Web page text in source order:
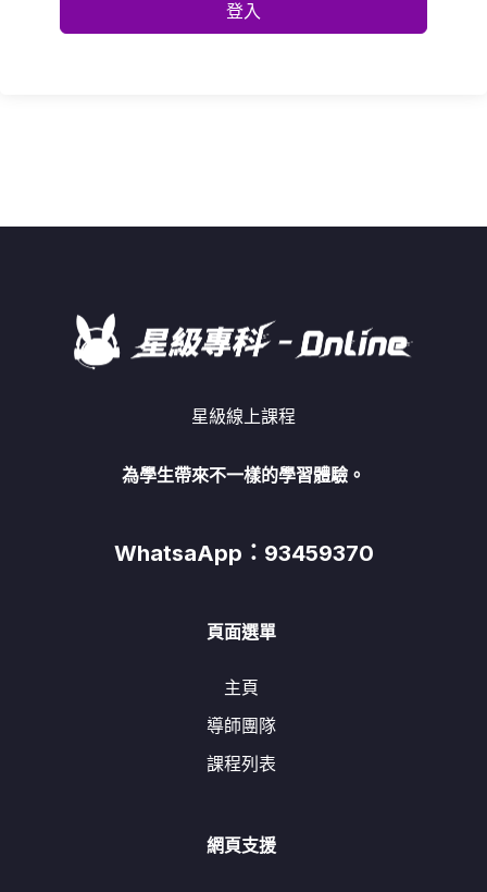
登入
星級線上課程
為學生帶來不一樣的學習體驗。
WhatsaApp：93459370
頁面選單
主頁
導師團隊
課程列表
網頁支援